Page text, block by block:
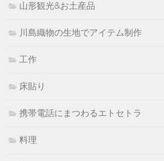
山形観光&お土産品
川島織物の生地でアイテム制作
工作
床貼り
携帯電話にまつわるエトセトラ
料理